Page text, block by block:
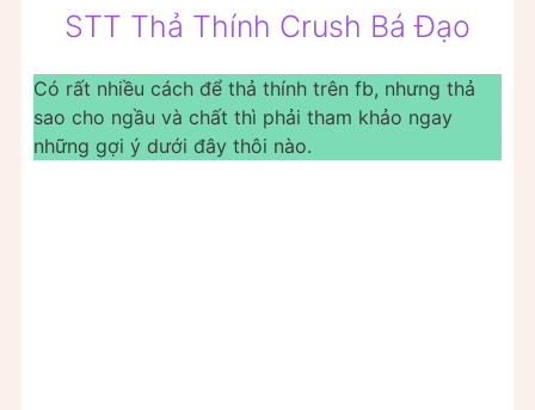
STT Thả Thính Crush Bá Đạo
Có rất nhiều cách để thả thính trên fb, nhưng thả
sao cho ngầu và chất thì phải tham khảo ngay
những gợi ý dưới đây thôi nào.